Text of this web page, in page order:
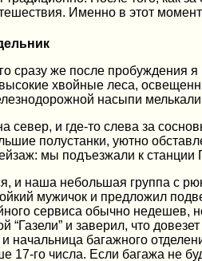
Именно в этот
сразу же после пробуждения
хвойные леса,
насыпи
север, и где-то слева за
полустанки, уютно
мы подъезжали к станции
и наша небольшая группа с
мужичок и предложил
сервиса обычно недешев,
“Газели” и заверил, что
и начальница багажного
17-го числа. Если багажа не